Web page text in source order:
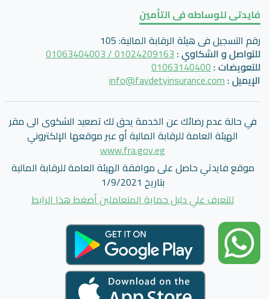
فايدتى للوساطه فى التأمين
رقم التسجيل فى هيئة الرقابة المالية:
105
للتواصل و الشكاوي:
01024209163 / 01063404003
للتعويضات:
01063140400
الإيميل:
info@faydetyinsurance.com
في حالة عدم رضائك عن الخدمة يحق لك تصعيد الشكوى الى مقر
الهيئة العامة للرقابة المالية أو عبر موقعها الإلكتروني
www.fra.gov.eg
موقع فايدتي حاصل على موافقة الهيئة العامة للرقابة المالية
بتاريخ 1/9/2021
للتعرف علي دليل حماية المتعاملين أضغط هذا الرابط